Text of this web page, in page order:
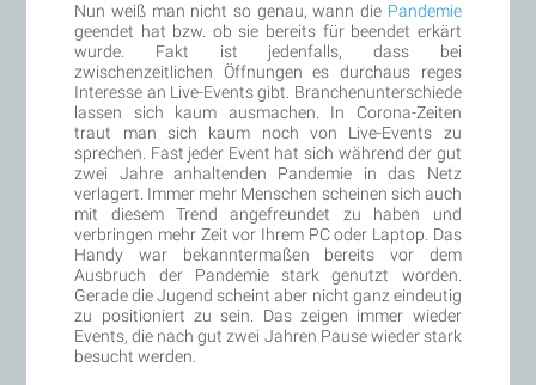
Nun weiß man nicht so genau, wann die Pandemie
geendet hat bzw. ob sie bereits für beendet erkärt
wurde. Fakt ist jedenfalls, dass bei
zwischenzeitlichen Öffnungen es durchaus reges
Interesse an Live-Events gibt. Branchenunterschiede
lassen sich kaum ausmachen. In Corona-Zeiten
traut man sich kaum noch von Live-Events zu
sprechen. Fast jeder Event hat sich während der gut
zwei Jahre anhaltenden Pandemie in das Netz
verlagert. Immer mehr Menschen scheinen sich auch
mit diesem Trend angefreundet zu haben und
verbringen mehr Zeit vor Ihrem PC oder Laptop. Das
Handy war bekanntermaßen bereits vor dem
Ausbruch der Pandemie stark genutzt worden.
Gerade die Jugend scheint aber nicht ganz eindeutig
zu positioniert zu sein. Das zeigen immer wieder
Events, die nach gut zwei Jahren Pause wieder stark
besucht werden.